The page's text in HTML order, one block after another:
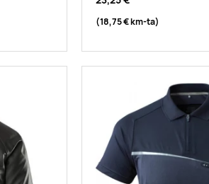
(18,75 €km-ta)